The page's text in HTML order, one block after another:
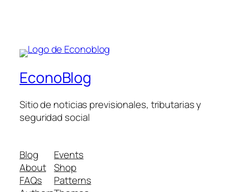
EconoBlog
Sitio de noticias previsionales, tributarias y
seguridad social
Blog
About
FAQs
Events
Shop
Patterns